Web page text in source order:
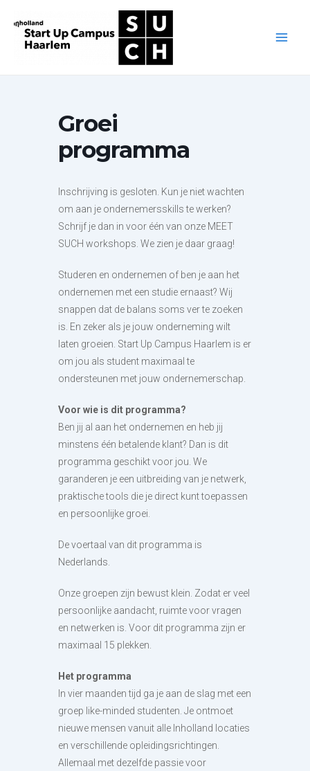
naar
Groei
programma
Inschrijving is gesloten. Kun je niet wachten
om aan je ondernemersskills te werken?
Schrijf je dan in voor één van onze MEET
SUCH workshops. We zien je daar graag!
Studeren en ondernemen of ben je aan het
ondernemen met een studie ernaast? Wij
snappen dat de balans soms ver te zoeken
is. En zeker als je jouw onderneming wilt
laten groeien. Start Up Campus Haarlem is er
om jou als student maximaal te
ondersteunen met jouw ondernemerschap.
Voor wie is dit programma?
Ben jij al aan het ondernemen en heb jij
minstens één betalende klant? Dan is dit
programma geschikt voor jou. We
garanderen je een uitbreiding van je netwerk,
praktische tools die je direct kunt toepassen
en persoonlijke groei.
De voertaal van dit programma is
Nederlands.
Onze groepen zijn bewust klein. Zodat er veel
persoonlijke aandacht, ruimte voor vragen
en netwerken is. Voor dit programma zijn er
maximaal 15 plekken.
Het programma
In vier maanden tijd ga je aan de slag met een
groep like-minded studenten. Je ontmoet
nieuwe mensen vanuit alle Inholland locaties
en verschillende opleidingsrichtingen.
Allemaal met dezelfde passie voor